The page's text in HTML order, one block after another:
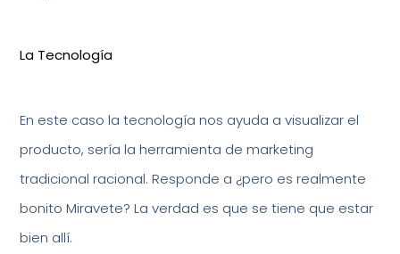
La Tecnología
En este caso la tecnología nos ayuda a visualizar el
producto, sería la herramienta de marketing
tradicional racional. Responde a ¿pero es realmente
bonito Miravete? La verdad es que se tiene que estar
bien allí.